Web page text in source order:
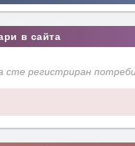
в сайта
сте регистриран